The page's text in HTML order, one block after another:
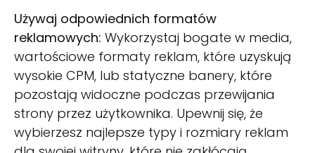
Używaj odpowiednich formatów
reklamowych: Wykorzystaj bogate w media,
wartościowe formaty reklam, które uzyskują
wysokie CPM, lub statyczne banery, które
pozostają widoczne podczas przewijania
strony przez użytkownika. Upewnij się, że
wybierzesz najlepsze typy i rozmiary reklam